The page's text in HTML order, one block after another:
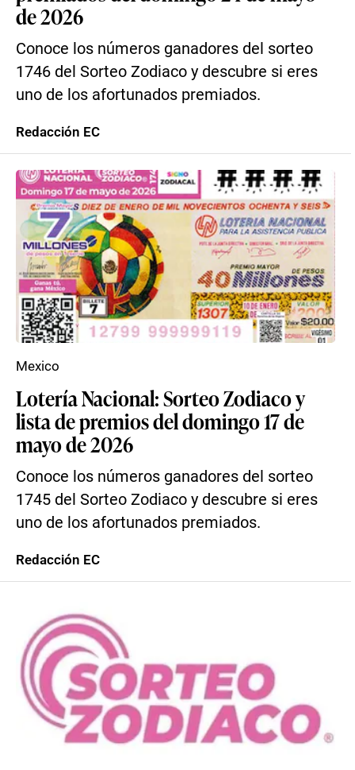
de 2026
Conoce los números ganadores del sorteo
1746 del Sorteo Zodiaco y descubre si eres
uno de los afortunados premiados.
Redacción EC
Lotería Nacional: Sorteo Zodiaco y
lista de premios del domingo 17 de
mayo de 2026
Conoce los números ganadores del sorteo
1745 del Sorteo Zodiaco y descubre si eres
uno de los afortunados premiados.
Mexico
Redacción EC